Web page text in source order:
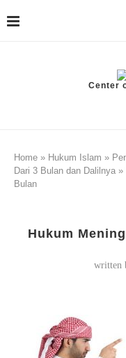
Center
Home » Hukum Islam »
Dari 3 Bulan dan Dalilnya »
Bulan
Hukum
written